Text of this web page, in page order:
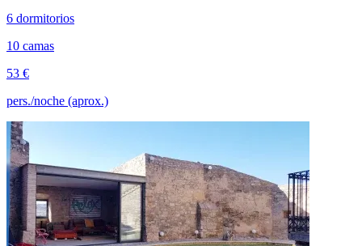
6 dormitorios
10 camas
53 €
pers./noche (aprox.)